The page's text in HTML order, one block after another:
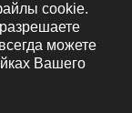
ОТПРАВИТЬ
cookie.
можете
Вашего